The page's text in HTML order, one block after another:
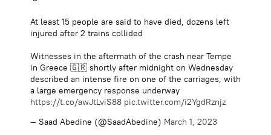
At least 15 people are said to have died, dozens left
injured after 2 trains collided
Witnesses in the aftermath of the crash near Tempe
in Greece 🇬🇷 shortly after midnight on Wednesday
described an intense fire on one of the carriages, with
a large emergency response underway
https://t.co/awJtLviS88 pic.twitter.com/i2YgdRznjz
— Saad Abedine (@SaadAbedine) March 1, 2023